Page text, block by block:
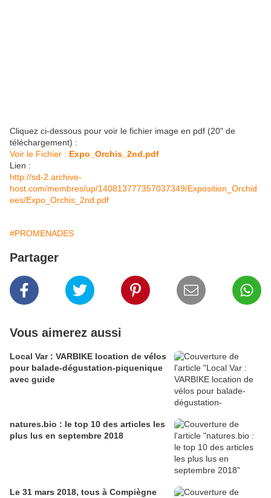
Cliquez ci-dessous pour voir le fichier image en pdf (20" de
téléchargement) :
Voir le Fichier : Expo_Orchis_2nd.pdf
Lien :
http://sd-2.archive-
host.com/membres/up/140813777357037349/Exposition_Orchid
ees/Expo_Orchis_2nd.pdf
#PROMENADES
Partager
Vous aimerez aussi
Local Var : VARBIKE location de vélos
pour balade-dégustation-piquenique
avec guide
natures.bio : le top 10 des articles les
plus lus en septembre 2018
Le 31 mars 2018, tous à Compiègne